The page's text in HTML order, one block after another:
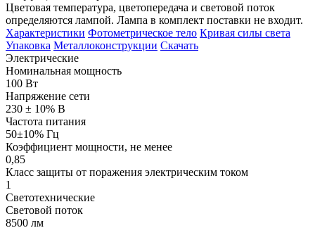
Цветовая температура, цветопередача и световой поток
определяются лампой. Лампа в комплект поставки не входит.
Характеристики Фотометрическое тело Кривая силы света
Упаковка Металлоконструкции Скачать
Электрические
Номинальная мощность
100 Вт
Напряжение сети
230 ± 10% В
Частота питания
50±10% Гц
Коэффициент мощности, не менее
0,85
Класс защиты от поражения электрическим током
1
Светотехнические
Световой поток
8500 лм